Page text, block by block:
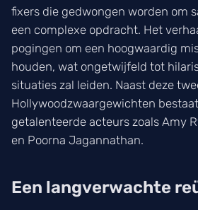
fixers die gedwongen worden om
een complexe opdracht. Het
pogingen om een hoogwaardig
houden, wat ongetwijfeld tot
situaties zal leiden. Naast deze
Hollywoodzwaargewichten
getalenteerde acteurs zoals Amy
en Poorna Jagannathan.
Een langverwachte